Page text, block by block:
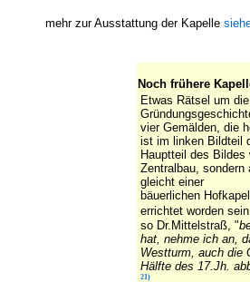
mehr zur Ausstattung der Kapellesiehe
Noch frühere
Etwas Rätsel um
vier Gemälden, die
ist im linken Bildteil
Hauptteil des Bildes
Zentralbau,
gleicht einer
bäuerlichen
errichtet worden sein.
so Dr.Mittelstraß, "
hat, nehme ich an,
Westturm, auch die
Hälfte des 17.Jh.
21)